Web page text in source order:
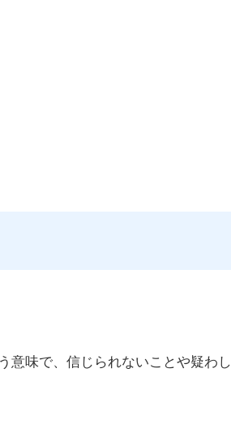
意味で、信じられないことや疑わし